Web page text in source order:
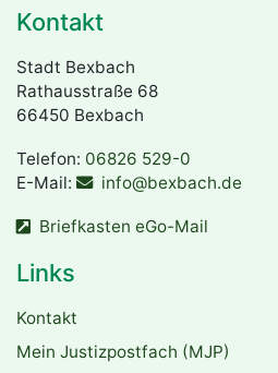
Kontakt
Stadt Bexbach
Rathausstraße 68
66450 Bexbach
Telefon: 06826 529-0
E-Mail:
info@bexbach.de
Briefkasten eGo-Mail
Links
Kontakt
Mein Justizpostfach (MJP)